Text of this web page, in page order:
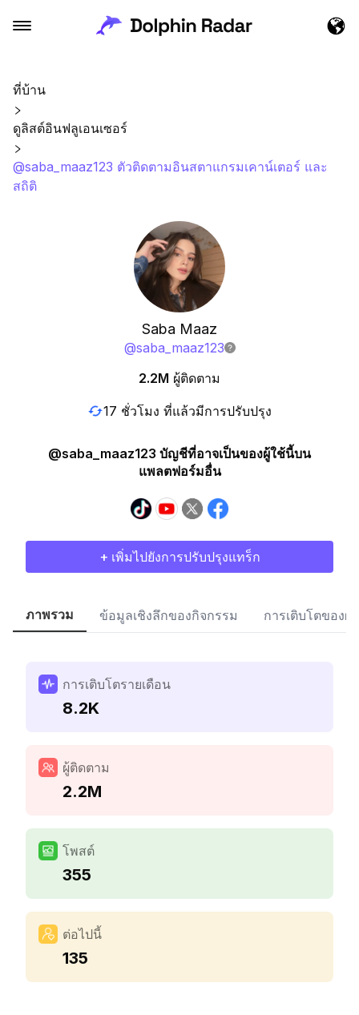
ที่บ้าน
ดูลิสต์อินฟลูเอนเซอร์
@saba_maaz123 ตัวติดตามอินสตาแกรมเคาน์เตอร์ และ
สถิติ
Saba Maaz
@saba_maaz123
2.2M ผู้ติดตาม
17 ชั่วโมง ที่แล้วมีการปรับปรุง
@saba_maaz123 บัญชีที่อาจเป็นของผู้ใช้นี้บน
แพลตฟอร์มอื่น
+ เพิ่มไปยังการปรับปรุงแทร็ก
ภาพรวม ข้อมูลเชิงลึกของกิจกรรม การเติบโตของผู้
การเติบโตรายเดือน
8.2K
ผู้ติดตาม
2.2M
โพสต์
355
ต่อไปนี้
135